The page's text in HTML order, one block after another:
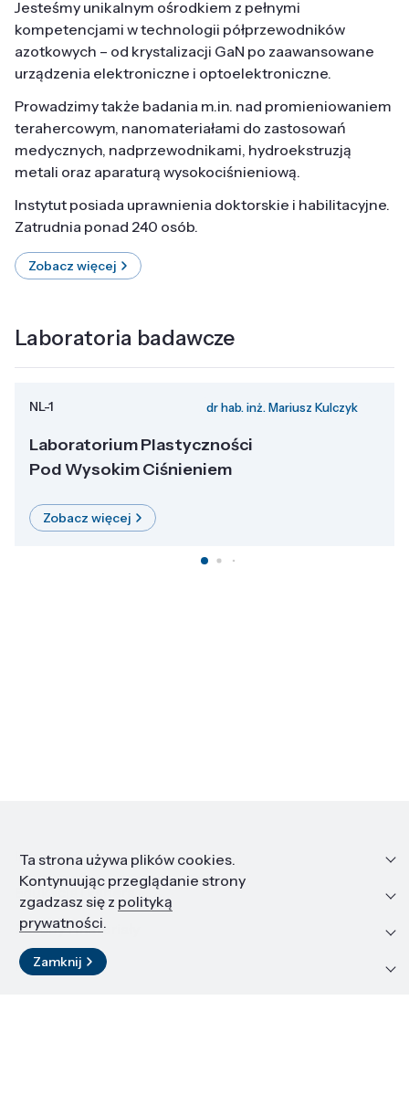
Jesteśmy unikalnym ośrodkiem z pełnymi
kompetencjami w technologii półprzewodników
azotkowych – od krystalizacji GaN po zaawansowane
urządzenia elektroniczne i optoelektroniczne.
Prowadzimy także badania m.in. nad promieniowaniem
terahercowym, nanomateriałami do zastosowań
medycznych, nadprzewodnikami, hydroekstruzją
metali oraz aparaturą wysokociśnieniową.
Instytut posiada uprawnienia doktorskie i habilitacyjne.
Zatrudnia ponad 240 osób.
Zobacz więcej
Laboratoria badawcze
NL-1 dr hab. inż. Mariusz Kulczyk
Laboratorium Plastyczności
Pod Wysokim Ciśnieniem
Zobacz więcej
Informacje
Edukacja i kariera
Zasoby i materiały
Kontakt
Ta strona używa plików cookies.
Kontynuując przeglądanie strony
zgadzasz się z polityką
prywatności.
Zamknij